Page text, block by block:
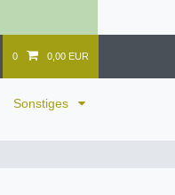
0 0,00 EUR
Sonstiges